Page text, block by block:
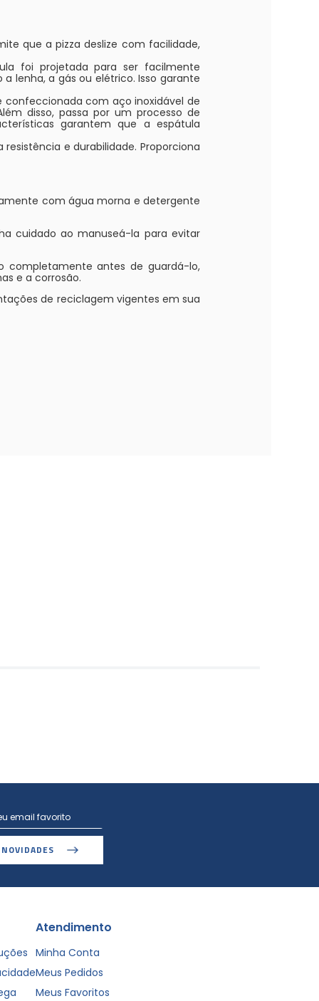
que a pizza deslize com facilidade,
foi projetada para ser facilmente
lenha, a gás ou elétrico. Isso garante
com aço inoxidável de
disso, passa por um processo de
garantem que a espátula
e durabilidade. Proporciona
com água morna e detergente
cuidado ao manuseá-la para evitar
completamente antes de guardá-lo,
e a corrosão.
de reciclagem vigentes em sua
Atendimento
Minha Conta
Meus Pedidos
Meus Favoritos